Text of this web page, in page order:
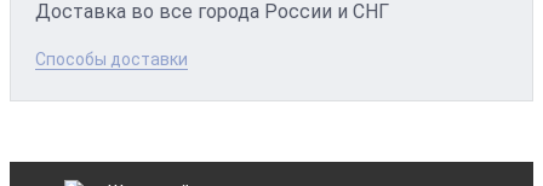
Доставка во все города России и СНГ
Способы доставки